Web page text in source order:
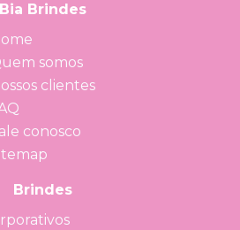
Bia Brindes
somos
clientes
conosco
Brindes